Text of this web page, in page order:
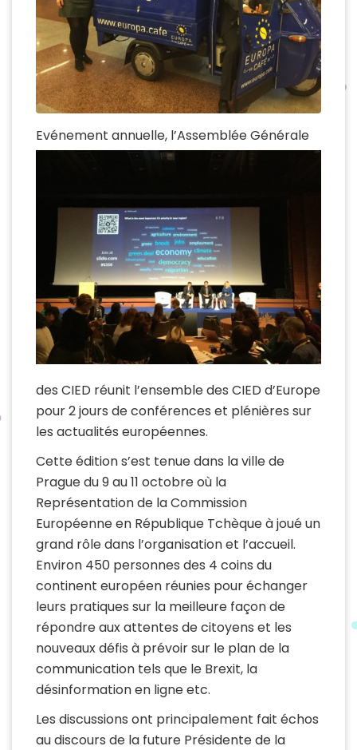
Evénement annuelle, l’Assemblée Générale
des CIED réunit l’ensemble des CIED d’Europe
pour 2 jours de conférences et plénières sur
les actualités européennes.
Cette édition s’est tenue dans la ville de
Prague du 9 au 11 octobre où la
Représentation de la Commission
Européenne en République Tchèque à joué un
grand rôle dans l’organisation et l’accueil.
Environ 450 personnes des 4 coins du
continent européen réunies pour échanger
leurs pratiques sur la meilleure façon de
répondre aux attentes de citoyens et les
nouveaux défis à prévoir sur le plan de la
communication tels que le Brexit, la
désinformation en ligne etc.
Les discussions ont principalement fait échos
au discours de la future Présidente de la